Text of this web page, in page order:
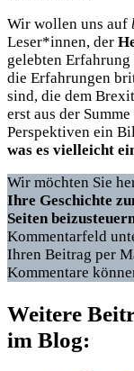
Wir wollen uns auf
Leser*innen, der
gelebten Erfahrung
die Erfahrungen
sind, die dem
erst aus der
Perspektiven ein
was es vielleicht
Wir möchten Sie
Ihre Geschichte
Seiten
Kommentarfeld
Ihren Beitrag per
Kommentare
Weitere
im Blog: